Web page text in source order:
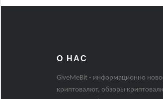
О НАС
GiveMeBit - информационно
криптовалют, обзоры